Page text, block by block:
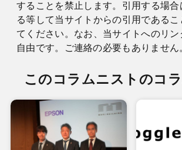
することを禁止します。引用する場
る等して当サイトからの引用である
てください。なお、当サイトへのリ
自由です。ご連絡の必要もありません
このコラムニストのコ